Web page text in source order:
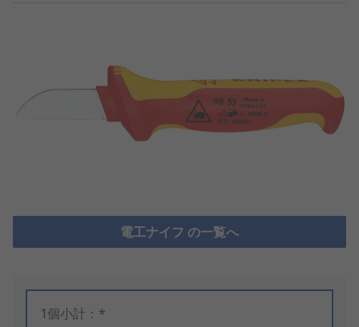
電工ナイフ の一覧へ
1個小計：*